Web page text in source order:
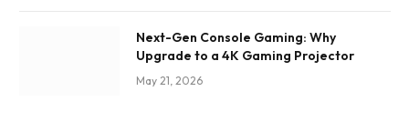
Next-Gen Console Gaming: Why
Upgrade to a 4K Gaming Projector
May 21, 2026